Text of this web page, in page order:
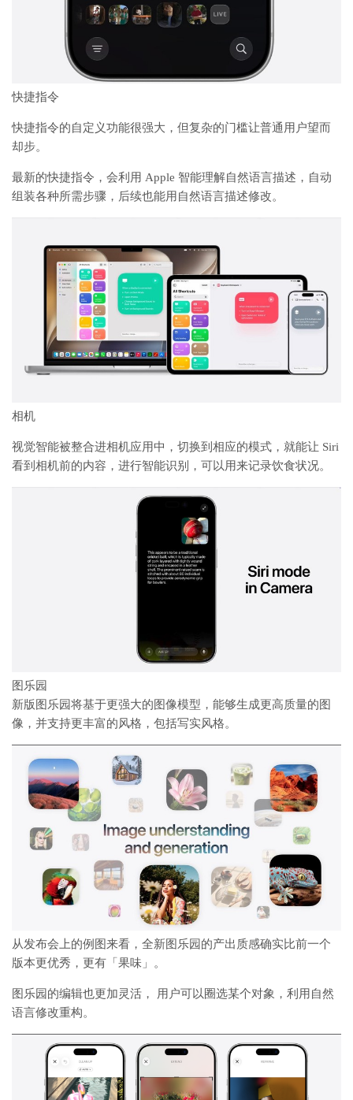
快捷指令
快捷指令的自定义功能很强大，但复杂的门槛让普通用户望而
却步。
最新的快捷指令，会利用 Apple 智能理解自然语言描述，自动
组装各种所需步骤，后续也能用自然语言描述修改。
相机
视觉智能被整合进相机应用中，切换到相应的模式，就能让 Siri
看到相机前的内容，进行智能识别，可以用来记录饮食状况。
图乐园
新版图乐园将基于更强大的图像模型，能够生成更高质量的图
像，并支持更丰富的风格，包括写实风格。
从发布会上的例图来看，全新图乐园的产出质感确实比前一个
版本更优秀，更有「果味」。
图乐园的编辑也更加灵活， 用户可以圈选某个对象，利用自然
语言修改重构。